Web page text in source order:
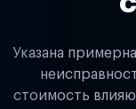
Указана
стоимость